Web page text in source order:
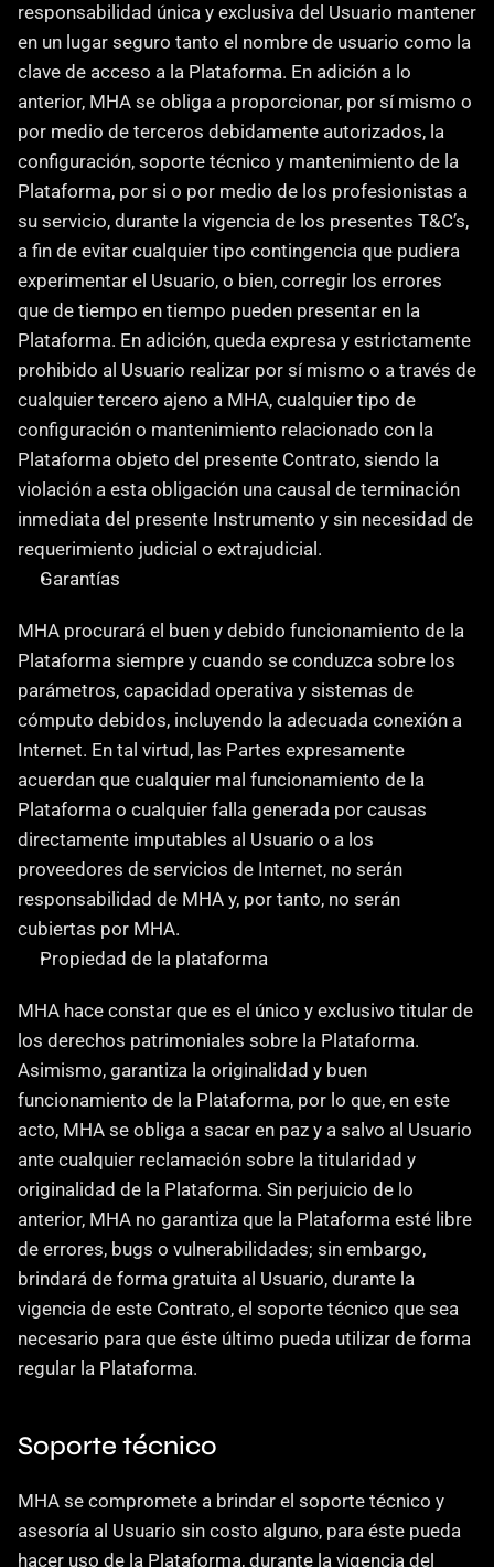
responsabilidad única y exclusiva del Usuario mantener
en un lugar seguro tanto el nombre de usuario como la
clave de acceso a la Plataforma. En adición a lo
anterior, MHA se obliga a proporcionar, por sí mismo o
por medio de terceros debidamente autorizados, la
configuración, soporte técnico y mantenimiento de la
Plataforma, por si o por medio de los profesionistas a
su servicio, durante la vigencia de los presentes T&C’s,
a fin de evitar cualquier tipo contingencia que pudiera
experimentar el Usuario, o bien, corregir los errores
que de tiempo en tiempo pueden presentar en la
Plataforma. En adición, queda expresa y estrictamente
prohibido al Usuario realizar por sí mismo o a través de
cualquier tercero ajeno a MHA, cualquier tipo de
configuración o mantenimiento relacionado con la
Plataforma objeto del presente Contrato, siendo la
violación a esta obligación una causal de terminación
inmediata del presente Instrumento y sin necesidad de
requerimiento judicial o extrajudicial.
Garantías
‍MHA procurará el buen y debido funcionamiento de la
Plataforma siempre y cuando se conduzca sobre los
parámetros, capacidad operativa y sistemas de
cómputo debidos, incluyendo la adecuada conexión a
Internet. En tal virtud, las Partes expresamente
acuerdan que cualquier mal funcionamiento de la
Plataforma o cualquier falla generada por causas
directamente imputables al Usuario o a los
proveedores de servicios de Internet, no serán
responsabilidad de MHA y, por tanto, no serán
cubiertas por MHA.
Propiedad de la plataforma
MHA hace constar que es el único y exclusivo titular de
los derechos patrimoniales sobre la Plataforma.
Asimismo, garantiza la originalidad y buen
funcionamiento de la Plataforma, por lo que, en este
acto, MHA se obliga a sacar en paz y a salvo al Usuario
ante cualquier reclamación sobre la titularidad y
originalidad de la Plataforma. Sin perjuicio de lo
anterior, MHA no garantiza que la Plataforma esté libre
de errores, bugs o vulnerabilidades; sin embargo,
brindará de forma gratuita al Usuario, durante la
vigencia de este Contrato, el soporte técnico que sea
necesario para que éste último pueda utilizar de forma
regular la Plataforma.
Soporte técnico
MHA se compromete a brindar el soporte técnico y
asesoría al Usuario sin costo alguno, para éste pueda
hacer uso de la Plataforma, durante la vigencia del